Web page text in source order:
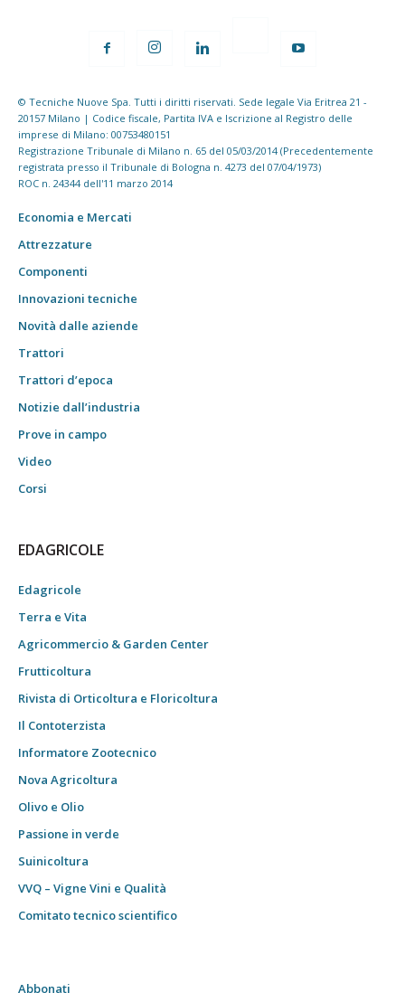
© Tecniche Nuove Spa. Tutti i diritti riservati. Sede legale Via Eritrea 21 -
20157 Milano | Codice fiscale, Partita IVA e Iscrizione al Registro delle
imprese di Milano: 00753480151
Registrazione Tribunale di Milano n. 65 del 05/03/2014 (Precedentemente
registrata presso il Tribunale di Bologna n. 4273 del 07/04/1973)
ROC n. 24344 dell'11 marzo 2014
Economia e Mercati
Attrezzature
Componenti
Innovazioni tecniche
Novità dalle aziende
Trattori
Trattori d’epoca
Notizie dall’industria
Prove in campo
Video
Corsi
EDAGRICOLE
Edagricole
Terra e Vita
Agricommercio & Garden Center
Frutticoltura
Rivista di Orticoltura e Floricoltura
Il Contoterzista
Informatore Zootecnico
Nova Agricoltura
Olivo e Olio
Passione in verde
Suinicoltura
VVQ – Vigne Vini e Qualità
Comitato tecnico scientifico
Abbonati